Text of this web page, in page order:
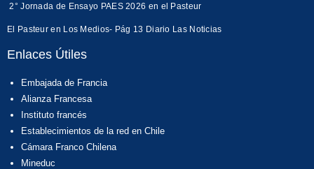
2° Jornada de Ensayo PAES 2026 en el Pasteur
El Pasteur en Los Medios- Pág 13 Diario Las Noticias
Enlaces Útiles
Embajada de Francia
Alianza Francesa
Instituto francés
Establecimientos de la red en Chile
Cámara Franco Chilena
Mineduc